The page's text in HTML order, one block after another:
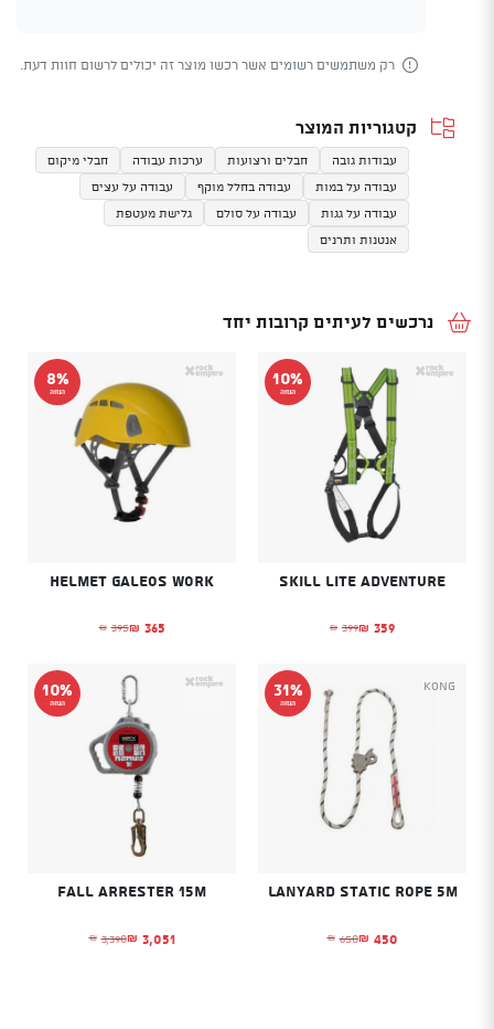
רק משתמשים רשומים אשר רכשו מוצר זה יכולים לרשום חוות דעת.
קטגוריות המוצר
עבודות גובה חבלים ורצועות ערכות עבודה
חבלי מיקום
עבודה על במות
עבודה בחלל מוקף
עבודה על עצים
עבודה על גגות
עבודה על סולם
גלישת מעטפת
אנטנות ותרנים
נרכשים לעיתים קרובות יחד
10%
הנחה
Skill LITE Adventure
₪ 399
המחיר המקורי היה: ₪399.₪ 359 המחיר הנוכחי הוא: ₪359.
8%
הנחה
helmet galeos work
₪ 395
המחיר המקורי היה: ₪395.₪ 365 המחיר הנוכחי הוא: ₪365.
31%
הנחה
Kong
LANYARD STATIC ROPE 5m
₪ 650
המחיר המקורי היה: ₪650.₪ 450 המחיר הנוכחי הוא: ₪450.
10%
הנחה
Fall Arrester 15m
₪ 3,390
המחיר המקורי היה: ₪3,390.₪ 3,051 המחיר הנוכחי הוא: ₪3,051.